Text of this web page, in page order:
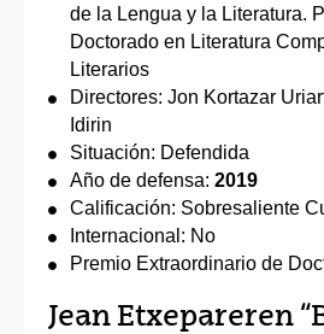
de la Lengua y la Literatura.
Doctorado en Literatura
Literarios
Directores: Jon Kortazar
Idirin
Situación: Defendida
Año de defensa: 2019
Calificación: Sobresaliente
Internacional: No
Premio Extraordinario de
Jean Etxepareren